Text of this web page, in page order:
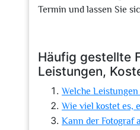
Termin und lassen Sie
Häufig gestellte
Leistungen,
Welche
Wie viel kostet es,
Kann der Fotograf